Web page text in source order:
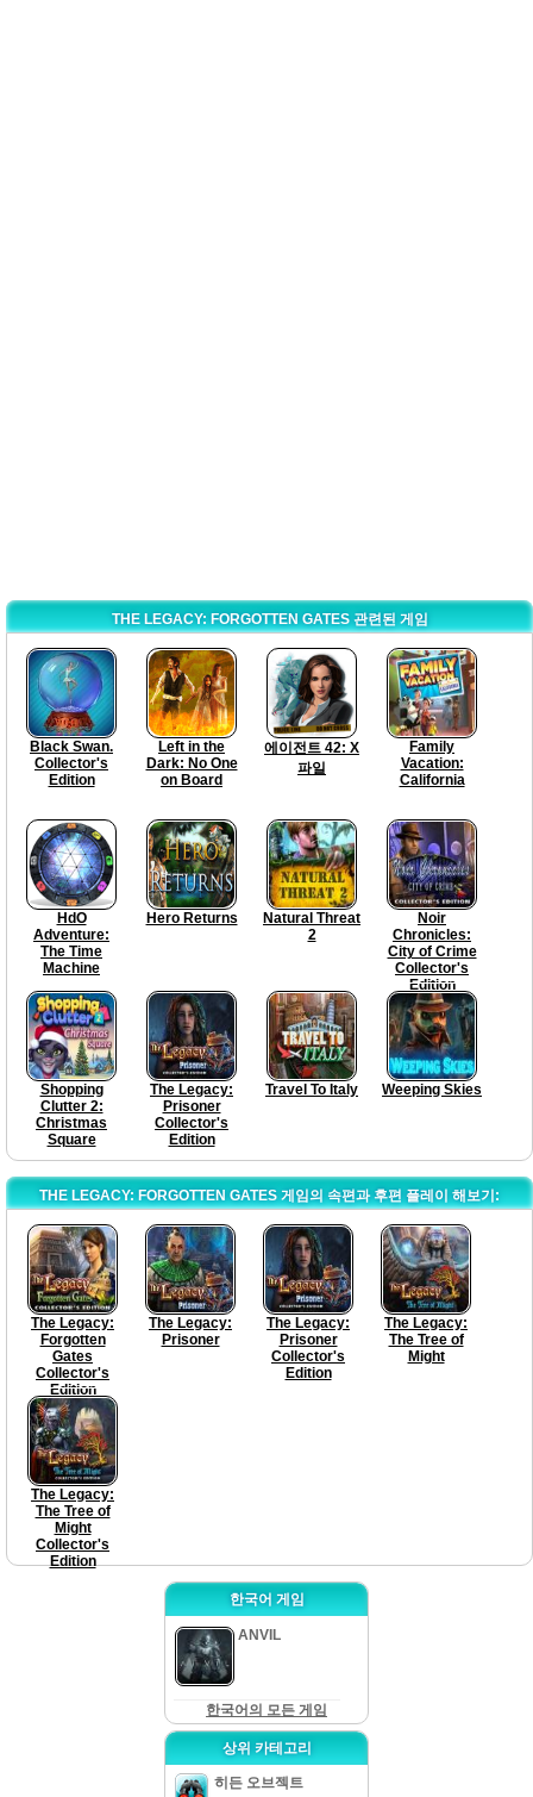
THE LEGACY: FORGOTTEN GATES 관련된 게임
Black Swan.
Collector's
Edition
Left in the
Dark: No One
on Board
에이전트 42: X
파일
Family
Vacation:
California
HdO
Adventure:
The Time
Machine
Hero Returns
Natural Threat
2
Noir
Chronicles:
City of Crime
Collector's
Edition
Shopping
Clutter 2:
Christmas
Square
The Legacy:
Prisoner
Collector's
Edition
Travel To Italy Weeping Skies
THE LEGACY: FORGOTTEN GATES 게임의 속편과 후편 플레이 해보기:
The Legacy:
Forgotten
Gates
Collector's
Edition
The Legacy:
Prisoner
The Legacy:
Prisoner
Collector's
Edition
The Legacy:
The Tree of
Might
The Legacy:
The Tree of
Might
Collector's
Edition
한국어 게임
ANVIL
한국어의 모든 게임
상위 카테고리
히든 오브젝트